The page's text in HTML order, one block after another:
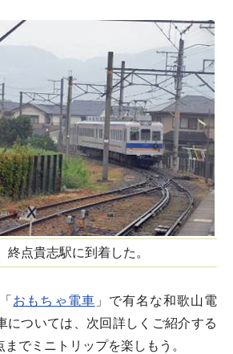
点貴志駅に到着した。
おもちゃ電車 」で有名な和歌山電
については、次回詳しくご紹介する
でミニトリップを楽しもう。